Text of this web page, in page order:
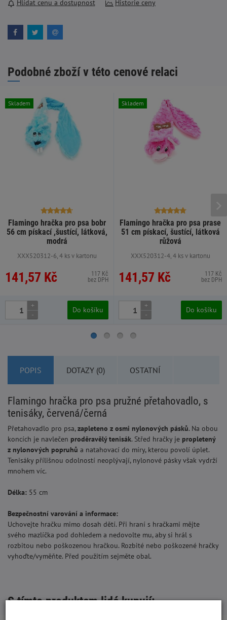
Hlídat cenu a dostupnost Historie ceny
Podobné zboží v této cenové relaci
Flamingo hračka pro psa bobr
56 cm pískací ,šustící, látková,
modrá
XXX520312-6, 4 ks v kartonu
141,57 Kč
117 Kč
bez DPH
Skladem
+
-
Do košíku
Flamingo hračka pro psa prase
51 cm pískací, šustící, látková
růžová
XXX520312-4, 4 ks v kartonu
141,57 Kč
117 Kč
bez DPH
Skladem
+
-
Do košíku
POPIS DOTAZY (0) OSTATNÍ
Flamingo hračka pro psa pružné přetahovadlo, s
tenisáky, červená/černá
Přetahovadlo pro psa,zapleteno z osmi nylonových pásků. Na obou
koncích je navlečen proděravělý tenisák. Střed hračky je propletený
z nylonových popruhů a natahovací do míry, kterou povolí úplet.
Tenisáky přílišnou odolností neoplývají, nylonové pásky však vydrží
mnohem víc.
Délka: 55 cm
Bezpečnostní varování a informace:
Uchovejte hračku mimo dosah dětí. Při hraní s hračkami mějte
svého mazlíčka pod dohledem a nedovolte mu, aby si hrál s
rozbitou nebo poškozenou hračkou. Rozbité nebo poškozené hračky
vyhoďte/vyměňte. Před použitím sejměte obal.
S tímto produktem lidé kupují: